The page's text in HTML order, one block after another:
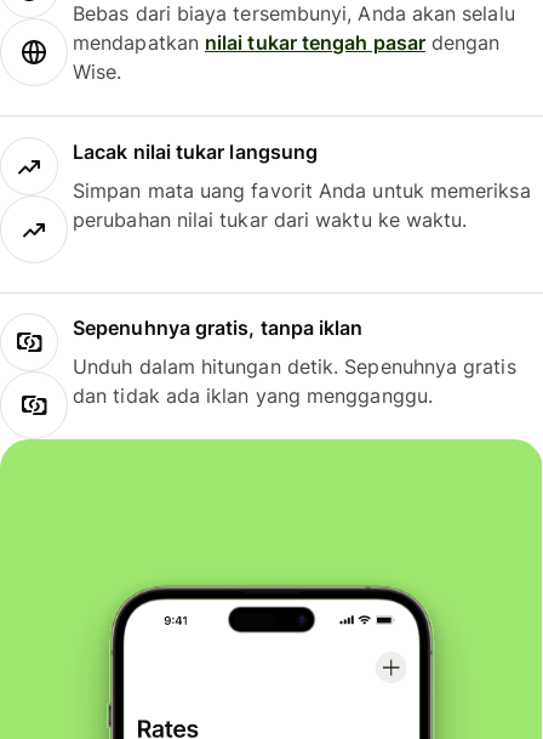
Bebas dari biaya tersembunyi, Anda akan selalu
mendapatkan nilai tukar tengah pasardengan
Wise.
Lacak nilai tukar langsung
Simpan mata uang favorit Anda untuk memeriksa
perubahan nilai tukar dari waktu ke waktu.
Sepenuhnya gratis, tanpa iklan
Unduh dalam hitungan detik. Sepenuhnya gratis
dan tidak ada iklan yang mengganggu.